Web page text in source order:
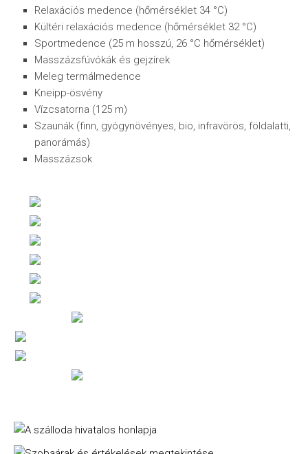
Relaxációs medence (hőmérséklet 34 °C)
Kültéri relaxációs medence (hőmérséklet 32 °C)
Sportmedence (25 m hosszú, 26 °C hőmérséklet)
Masszázsfúvókák és gejzírek
Meleg termálmedence
Kneipp-ösvény
Vízcsatorna (125 m)
Szaunák (finn, gyógynövényes, bio, infravörös, földalatti,
panorámás)
Masszázsok